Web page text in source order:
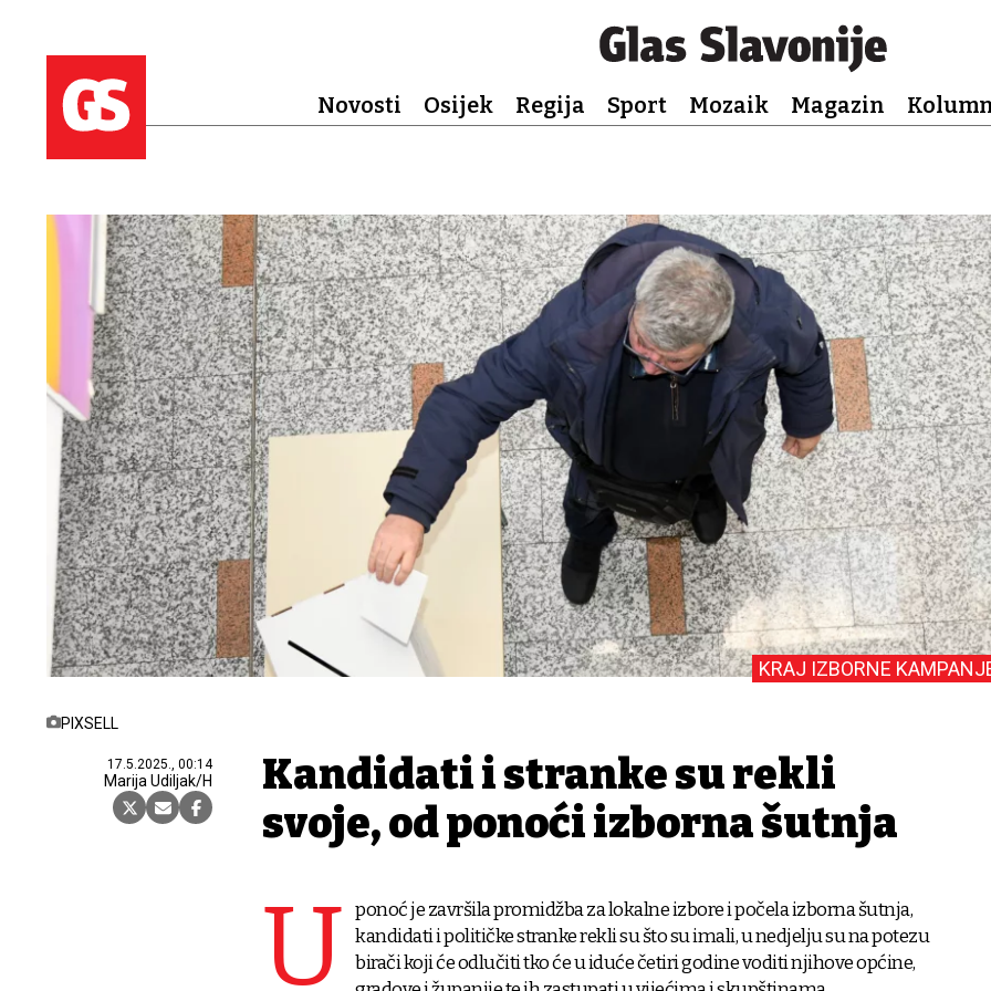
Novosti Osijek Regija Sport Mozaik Magazin
PIXSELL
17.5.2025., 00:14
Marija Udiljak/H
KRAJ IZBORNE
Kandidati i stranke su rekli
svoje, od ponoći izborna šutnja
U ponoć je završila promidžba za lokalne izbore i počela izborna šutnja,
kandidati i političke stranke rekli su što su imali, u nedjelju su na potezu
birači koji će odlučiti tko će u iduće četiri godine voditi njihove općine,